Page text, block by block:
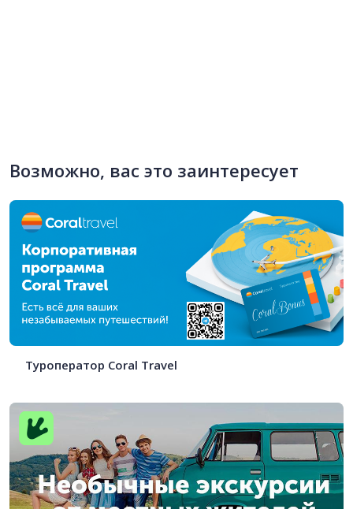
Возможно, вас это заинтересует
Туроператор Coral Travel